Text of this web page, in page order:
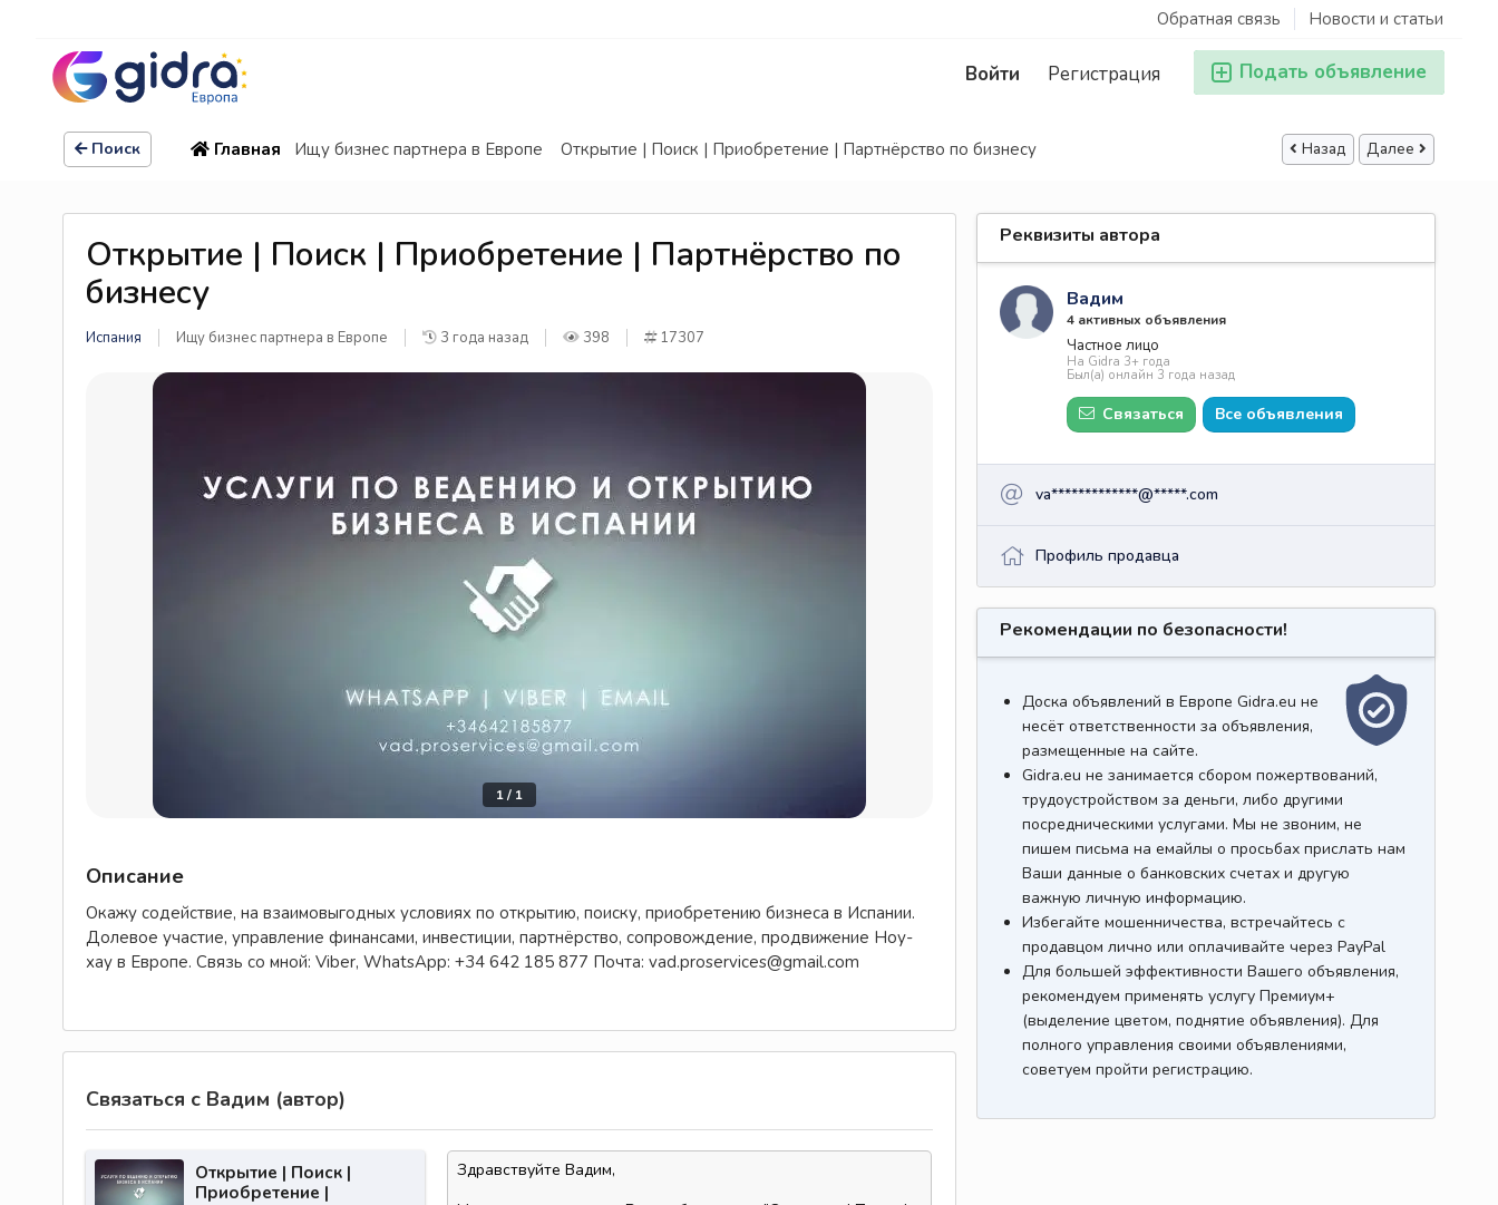
Новости и статьи
Обратная связь
Подать объявление
Регистрация
Войти
Поиск Главная Ищу бизнес партнера в Европе Открытие | Поиск | Приобретение | Партнёрство по бизнесу Назад Далее
Открытие | Поиск | Приобретение | Партнёрство по
бизнесу
Испания Ищу бизнес партнера в Европе 3 года назад 398 17307
1/ 1
Описание
Окажу содействие, на взаимовыгодных условиях по открытию, поиску, приобретению бизнеса в Испании.
Долевое участие, управление финансами, инвестиции, партнёрство, сопровождение, продвижение Ноу-
хау в Европе. Связь со мной: Viber, WhatsApp: +34 642 185 877 Почта: vad.proservices@gmail.com
Связаться с Вадим (автор)
Открытие | Поиск |
Приобретение |
Реквизиты автора
Вадим
4 активных объявления
Частное лицо
На Gidra 3+ года
Был(а) онлайн 3 года назад
Связаться Все объявления
va*************@*****.com
Профиль продавца
Рекомендации по безопасности!
Доска объявлений в Европе Gidra.eu не
несёт ответственности за объявления,
размещенные на сайте.
Gidra.eu не занимается сбором пожертвований,
трудоустройством за деньги, либо другими
посредническими услугами. Мы не звоним, не
пишем письма на емайлы о просьбах прислать нам
Ваши данные о банковских счетах и другую
важную личную информацию.
Избегайте мошенничества, встречайтесь с
продавцом лично или оплачивайте через PayPal
Для большей эффективности Вашего объявления,
рекомендуем применять услугу Премиум+
(выделение цветом, поднятие объявления). Для
полного управления своими объявлениями,
советуем пройти регистрацию.